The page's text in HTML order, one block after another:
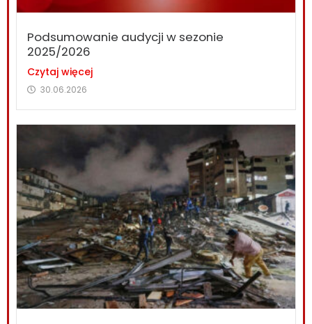
Podsumowanie audycji w sezonie
2025/2026
Czytaj więcej
30.06.2026